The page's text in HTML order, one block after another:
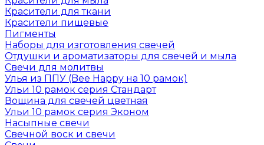
Красители для ткани
Красители пищевые
Пигменты
Наборы для изготовления свечей
Отдушки и ароматизаторы для свечей и мыла
Свечи для молитвы
Улья из ППУ (Bee Happy на 10 рамок)
Ульи 10 рамок серия Стандарт
Вощина для свечей цветная
Ульи 10 рамок серия Эконом
Насыпные свечи
Свечной воск и свечи